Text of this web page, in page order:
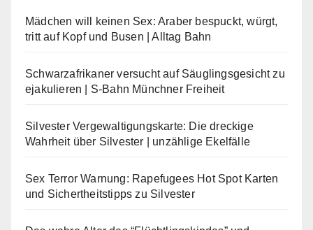
Mädchen will keinen Sex: Araber bespuckt, würgt,
tritt auf Kopf und Busen | Alltag Bahn
Schwarzafrikaner versucht auf Säuglingsgesicht zu
ejakulieren | S-Bahn Münchner Freiheit
Silvester Vergewaltigungskarte: Die dreckige
Wahrheit über Silvester | unzählige Ekelfälle
Sex Terror Warnung: Rapefugees Hot Spot Karten
und Sichertheitstipps zu Silvester